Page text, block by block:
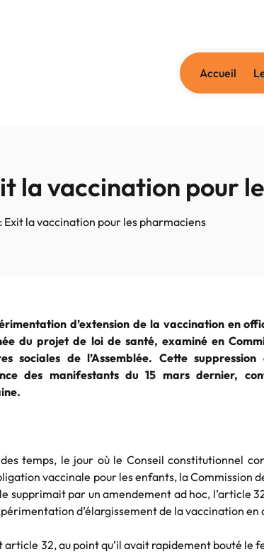
Accueil
la vaccination pour
Exit la vaccination pour les pharmaciens
d’extension de la vaccination en
du projet de loi de santé, examiné en
sociales de l’Assemblée. Cette
des manifestants du 15 mars dernier,
temps, le jour où le Conseil constitutionnel
vaccinale pour les enfants, la Commission
supprimait par un amendement ad hoc, l’article
d’élargissement de la vaccination en
32, au point qu’il avait rapidement bouté le